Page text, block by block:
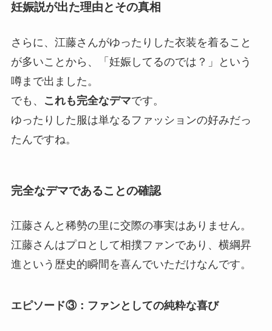
妊娠説が出た理由とその真相
さらに、江藤さんがゆったりした衣装を着ること
が多いことから、「妊娠してるのでは？」という
噂まで出ました。
でも、
これも完全なデマです。
ゆったりした服は単なるファッションの好みだっ
たんですね。
完全なデマであることの確認
江藤さんと稀勢の里に交際の事実はありません。
江藤さんはプロとして相撲ファンであり、横綱昇
進という歴史的瞬間を喜んでいただけなんです。
エピソード③：ファンとしての純粋な喜び